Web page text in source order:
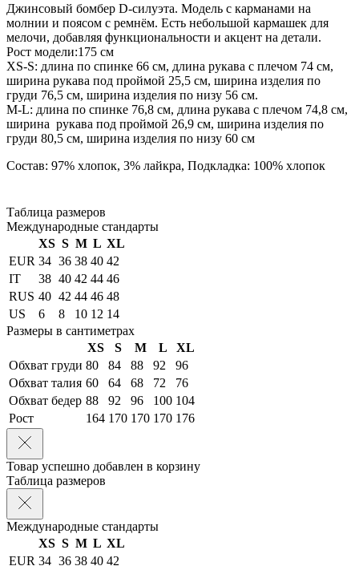
Джинсовый бомбер D-силуэта. Модель с карманами на
молнии и поясом с ремнём. Есть небольшой кармашек для
мелочи, добавляя функциональности и акцент на детали.
Рост модели:175 см
XS-S: длина по спинке 66 см, длина рукава с плечом 74 см,
ширина рукава под проймой 25,5 см, ширина изделия по
груди 76,5 см, ширина изделия по низу 56 см.
М-L: длина по спинке 76,8 см, длина рукава с плечом 74,8 см,
ширина рукава под проймой 26,9 см, ширина изделия по
груди 80,5 см, ширина изделия по низу 60 см
Состав: 97% хлопок, 3% лайкра, Подкладка: 100% хлопок
Таблица размеров
Международные стандарты
XS S M L XL
EUR 34 36 38 40 42
IT
38 40 42 44 46
RUS 40 42 44 46 48
US
6 8 10 12 14
Размеры в сантиметрах
XS
S M L
XL
Обхват груди 80 84 88 92
96
Обхват талия 60 64 68 72
76
Обхват бедер 88 92 96 100 104
Рост
164 170 170 170 176
Товар успешно добавлен в корзину
Таблица размеров
Международные стандарты
XS S M L XL
EUR 34 36 38 40 42